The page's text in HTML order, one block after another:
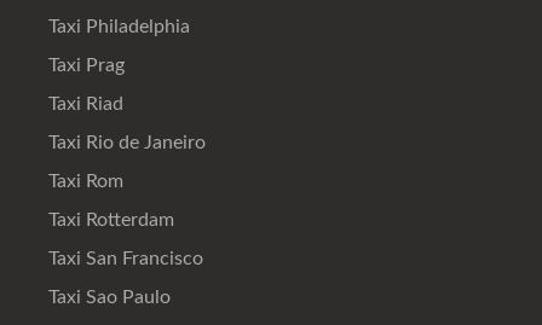
Taxi Philadelphia
Taxi Prag
Taxi Riad
Taxi Rio de Janeiro
Taxi Rom
Taxi Rotterdam
Taxi San Francisco
Taxi Sao Paulo